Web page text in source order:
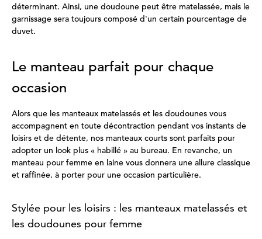
déterminant. Ainsi, une doudoune peut être matelassée, mais le
garnissage sera toujours composé d'un certain pourcentage de
duvet.
Le manteau parfait pour chaque
occasion
Alors que les manteaux matelassés et les doudounes vous
accompagnent en toute décontraction pendant vos instants de
loisirs et de détente, nos manteaux courts sont parfaits pour
adopter un look plus « habillé » au bureau. En revanche, un
manteau pour femme en laine vous donnera une allure classique
et raffinée, à porter pour une occasion particulière.
Stylée pour les loisirs : les manteaux matelassés et
les doudounes pour femme